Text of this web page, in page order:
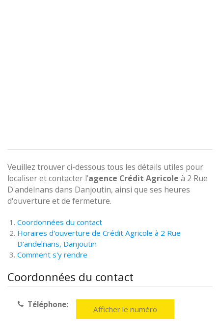
Veuillez trouver ci-dessous tous les détails utiles pour
localiser et contacter l'agence Crédit Agricole à 2 Rue
D'andelnans dans Danjoutin, ainsi que ses heures
d'ouverture et de fermeture.
Coordonnées du contact
Horaires d'ouverture de Crédit Agricole à 2 Rue
D'andelnans, Danjoutin
Comment s'y rendre
Coordonnées du contact
Téléphone: Afficher le numéro